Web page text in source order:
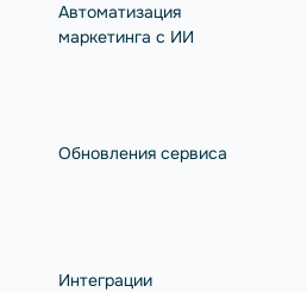
Автоматизация
маркетинга с ИИ
Обновления сервиса
Интеграции